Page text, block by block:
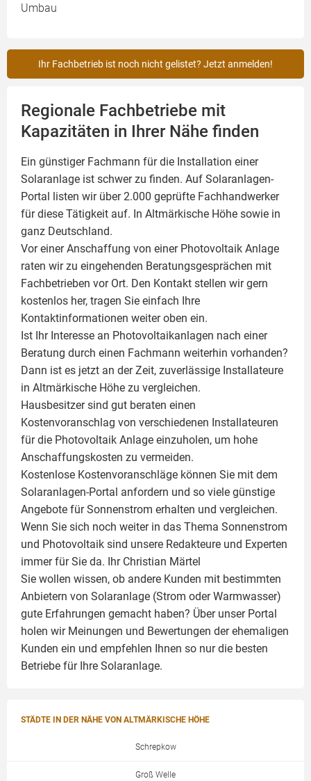
Umbau
Ihr Fachbetrieb ist noch nicht gelistet? Jetzt anmelden!
Regionale Fachbetriebe mit
Kapazitäten in Ihrer Nähe finden
Ein günstiger Fachmann für die Installation einer
Solaranlage ist schwer zu finden. Auf Solaranlagen-
Portal listen wir über 2.000 geprüfte Fachhandwerker
für diese Tätigkeit auf. In Altmärkische Höhe sowie in
ganz Deutschland.
Vor einer Anschaffung von einer Photovoltaik Anlage
raten wir zu eingehenden Beratungsgesprächen mit
Fachbetrieben vor Ort. Den Kontakt stellen wir gern
kostenlos her, tragen Sie einfach Ihre
Kontaktinformationen weiter oben ein.
Ist Ihr Interesse an Photovoltaikanlagen nach einer
Beratung durch einen Fachmann weiterhin vorhanden?
Dann ist es jetzt an der Zeit, zuverlässige Installateure
in Altmärkische Höhe zu vergleichen.
Hausbesitzer sind gut beraten einen
Kostenvoranschlag von verschiedenen Installateuren
für die Photovoltaik Anlage einzuholen, um hohe
Anschaffungskosten zu vermeiden.
Kostenlose Kostenvoranschläge können Sie mit dem
Solaranlagen-Portal anfordern und so viele günstige
Angebote für Sonnenstrom erhalten und vergleichen.
Wenn Sie sich noch weiter in das Thema Sonnenstrom
und Photovoltaik sind unsere Redakteure und Experten
immer für Sie da. Ihr Christian Märtel
Sie wollen wissen, ob andere Kunden mit bestimmten
Anbietern von Solaranlage (Strom oder Warmwasser)
gute Erfahrungen gemacht haben? Über unser Portal
holen wir Meinungen und Bewertungen der ehemaligen
Kunden ein und empfehlen Ihnen so nur die besten
Betriebe für Ihre Solaranlage.
STÄDTE IN DER NÄHE VON ALTMÄRKISCHE HÖHE
Schrepkow
Groß Welle